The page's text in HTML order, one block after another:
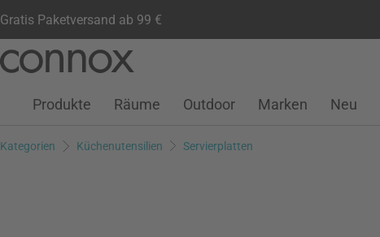
Gratis Paketversand ab 99 €
Seiteninhalt
Suchfeld
Kundenkonto
Wunschliste
Warenkorb
Produkte Räume Outdoor Marken Neu
Kategorien Küchenutensilien Servierplatten